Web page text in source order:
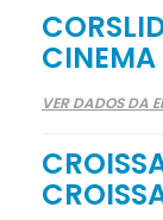
CINEMA
VER DADOS DA